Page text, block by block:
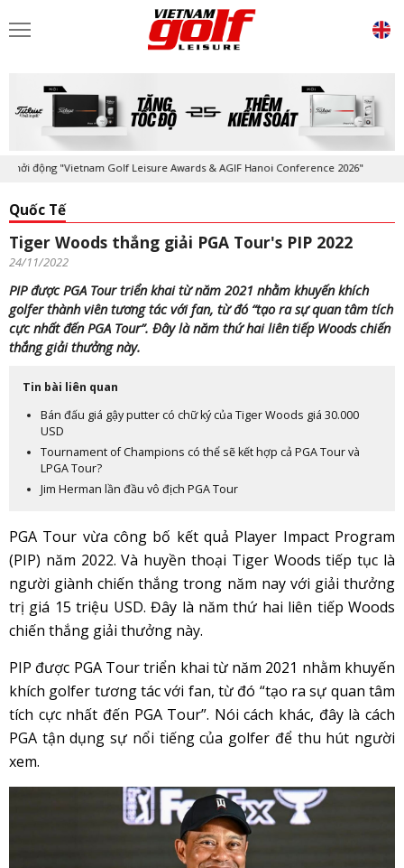
động "Vietnam Golf Leisure Awards & AGIF Hanoi Conference 2026"
Quốc Tế
Tiger Woods thắng giải PGA Tour's PIP 2022
24/11/2022
PIP được PGA Tour triển khai từ năm 2021 nhằm khuyến khích
golfer thành viên tương tác với fan, từ đó “tạo ra sự quan tâm tích
cực nhất đến PGA Tour”. Đây là năm thứ hai liên tiếp Woods chiến
thắng giải thưởng này.
Tin bài liên quan
Bán đấu giá gậy putter có chữ ký của Tiger Woods giá 30.000
USD
Tournament of Champions có thể sẽ kết hợp cả PGA Tour và
LPGA Tour?
Jim Herman lần đầu vô địch PGA Tour
PGA Tour vừa công bố kết quả Player Impact Program
(PIP) năm 2022. Và huyền thoại Tiger Woods tiếp tục là
người giành chiến thắng trong năm nay với giải thưởng
trị giá 15 triệu USD. Đây là năm thứ hai liên tiếp Woods
chiến thắng giải thưởng này.
PIP được PGA Tour triển khai từ năm 2021 nhằm khuyến
khích golfer tương tác với fan, từ đó “tạo ra sự quan tâm
tích cực nhất đến PGA Tour”. Nói cách khác, đây là cách
PGA tận dụng sự nổi tiếng của golfer để thu hút người
xem.